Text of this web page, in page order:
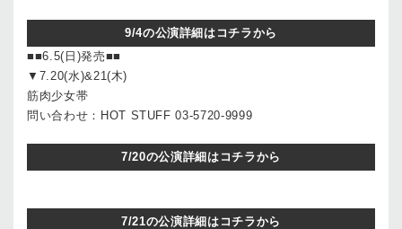
9/4の公演詳細はコチラから
■■6.5(日)発売■■
▼7.20(水)&21(木)
筋肉少女帯
問い合わせ：HOT STUFF 03-5720-9999
7/20の公演詳細はコチラから
7/21の公演詳細はコチラから